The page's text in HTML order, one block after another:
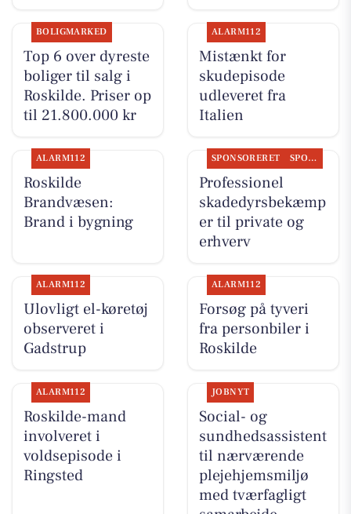
BOLIGMARKED
Top 6 over dyreste
boliger til salg i
Roskilde. Priser op
til 21.800.000 kr
ALARM112
Mistænkt for
skudepisode
udleveret fra
Italien
ALARM112
Roskilde
Brandvæsen:
Brand i bygning
SPONSORERET SPONSORERET INDHOLD
Professionel
skadedyrsbekæmp
er til private og
erhverv
ALARM112
Ulovligt el-køretøj
observeret i
Gadstrup
ALARM112
Forsøg på tyveri
fra personbiler i
Roskilde
ALARM112
Roskilde-mand
involveret i
voldsepisode i
Ringsted
JOBNYT
Social- og
sundhedsassistent
til nærværende
plejehjemsmiljø
med tværfagligt